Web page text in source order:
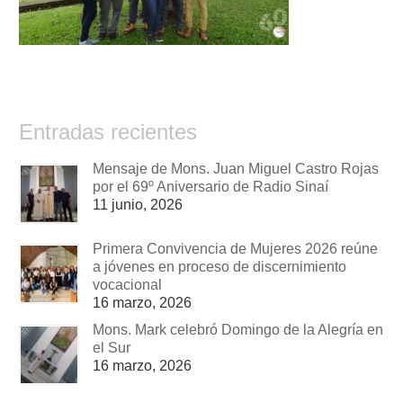
Entradas recientes
Mensaje de Mons. Juan Miguel Castro Rojas
por el 69º Aniversario de Radio Sinaí
11 junio, 2026
Primera Convivencia de Mujeres 2026 reúne
a jóvenes en proceso de discernimiento
vocacional
16 marzo, 2026
Mons. Mark celebró Domingo de la Alegría en
el Sur
16 marzo, 2026